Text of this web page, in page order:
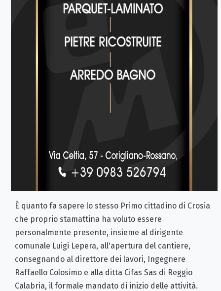
È quanto fa sapere lo stesso Primo cittadino di Crosia
che proprio stamattina ha voluto essere
personalmente presente, insieme al dirigente
comunale Luigi Lepera, all'apertura del cantiere,
consegnando al direttore dei lavori, Ingegnere
Raffaello Colosimo e alla ditta Cifas Sas di Reggio
Calabria, il formale mandato di inizio delle attività.